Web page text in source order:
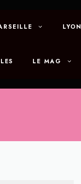
LYON
LE MAG